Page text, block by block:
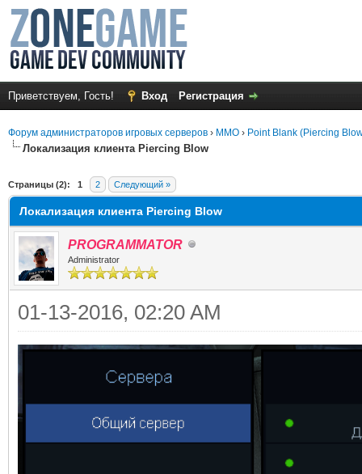
Приветствуем, Гость! Вход Регистрация
Форум администраторов игровых серверов › MMO › Point Blank (Piercing
Локализация клиента Piercing Blow
Страницы (2): 1 2 Следующий »
Локализация клиента Piercing Blow
PROGRAMMATOR
Administrator
01-13-2016, 02:20 AM